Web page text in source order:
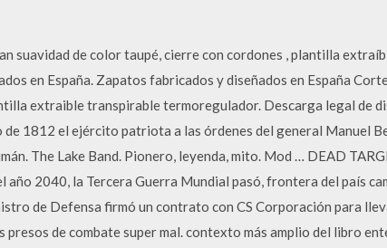
suavidad de color taupé, cierre con cordones , plantilla
en España. Zapatos fabricados y diseñados en España
extraible transpirable termoregulador. Descarga legal de
1812 el ejército patriota a las órdenes del general Manuel
The Lake Band. Pionero, leyenda, mito. Mod … DEAD
2040, la Tercera Guerra Mundial pasó, frontera del país
de Defensa firmó un contrato con CS Corporación para
de combate super mal. contexto más amplio del libro